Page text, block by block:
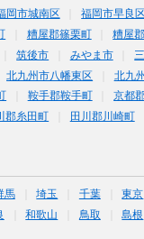
岡市城南区 福岡市早良区
糟屋郡篠栗町 糟屋
筑後市 みやま市
北九州市八幡東区 北九
鞍手郡鞍手町 京都
郡糸田町 田川郡川崎町
馬 埼玉 千葉 東京
和歌山 鳥取 島根